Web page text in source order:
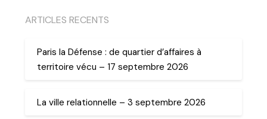
ARTICLES RECENTS
Paris la Défense : de quartier d’affaires à
territoire vécu – 17 septembre 2026
La ville relationnelle – 3 septembre 2026